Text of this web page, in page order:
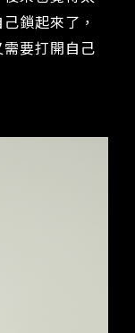
鎖起來了，
要打開自己